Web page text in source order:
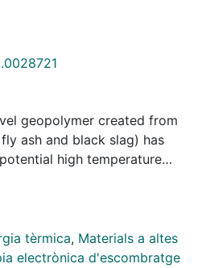
geopolymer created from
ash and black slag) has
high temperature
option. Several
(XRD) and scanning
Additionally, the density
determined. Lastly, the
tèrmica, Materials a altes
electrònica d'escombratge